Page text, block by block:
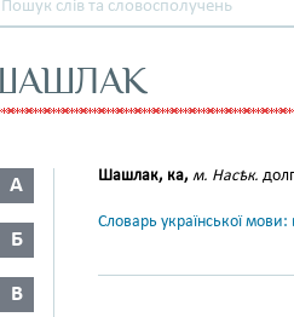
А
Б
В
Шашлак, ка, м. Насѣк.
Словарь української